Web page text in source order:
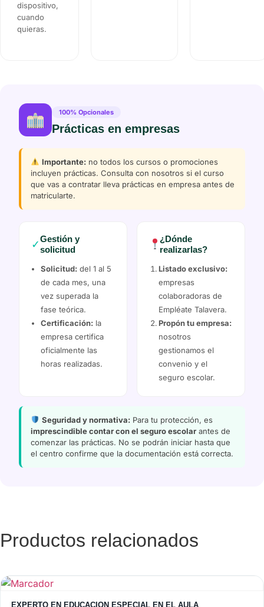
dispositivo,
cuando
quieras.
100% Opcionales
Prácticas en empresas
Importante:no todos los cursos o promociones
incluyen prácticas. Consulta con nosotros si el curso
que vas a contratar lleva prácticas en empresa antes de
matricularte.
✓Gestión y
solicitud
Solicitud: del 1 al 5
de cada mes, una
vez superada la
fase teórica.
Certificación: la
empresa certifica
oficialmente las
horas realizadas.
¿Dónde
realizarlas?
Listado exclusivo:
empresas
colaboradoras de
Empléate Talavera.
Propón tu empresa:
nosotros
gestionamos el
convenio y el
seguro escolar.
Seguridad y normativa:Para tu protección, es
imprescindible contar con el seguro escolar antes de
comenzar las prácticas. No se podrán iniciar hasta que
el centro confirme que la documentación está correcta.
Productos relacionados
EXPERTO EN EDUCACION ESPECIAL EN EL AULA